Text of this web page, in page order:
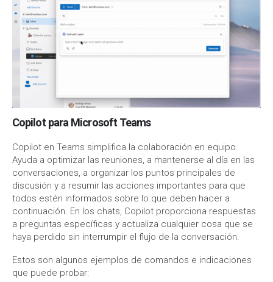
Copilot para Microsoft Teams
Copilot en Teams simplifica la colaboración en equipo.
Ayuda a optimizar las reuniones, a mantenerse al día en las
conversaciones, a organizar los puntos principales de
discusión y a resumir las acciones importantes para que
todos estén informados sobre lo que deben hacer a
continuación. En los chats, Copilot proporciona respuestas
a preguntas específicas y actualiza cualquier cosa que se
haya perdido sin interrumpir el flujo de la conversación.
Estos son algunos ejemplos de comandos e indicaciones
que puede probar: